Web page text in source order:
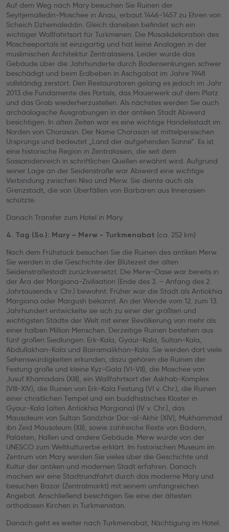
Auf dem Weg nach Mary besuchen Sie Ruinen der
Seyitjemalledin-Moschee in Anau, erbaut 1446-1457 zu Ehren von
Scheich Dzhemaleddin. Gleich daneben befindet sich ein
wichtiger Wallfahrtsort für Turkmenen. Die Mosaikdekoration des
Moscheeportals ist einzigartig und hat keine Analogen in der
muslimischen Architektur Zentralasiens. Leider wurde das
Gebäude über die Jahrhunderte durch Bodensenkungen schwer
beschädigt und beim Erdbeben in Aschgabat im Jahre 1948
vollständig zerstört. Den Restauratoren gelang es jedoch im Jahr
2013 die Fundamente des Portals, das Mauerwerk auf dem Platz
und das Grab wiederherzustellen. Als nächstes werden Sie auch
archäologische Ausgrabungen in der antiken Stadt Abiwerd
besichtigen. In alten Zeiten war es eine wichtige Handelsstadt im
Norden von Chorasan. Der Name Chorasan ist mittelpersischen
Ursprungs und bedeutet „Land der aufgehenden Sonne“. Es ist
eine historische Region in Zentralasien, die seit dem
Sassanidenreich in schriftlichen Quellen erwähnt wird. Aufgrund
seiner Lage an der Seidenstraße war Abiwerd eine wichtige
Verbindung zwischen Nisa und Merw. Sie diente auch als
Grenzstadt, die von Überfällen von Barbaren aus Innerasien
schützte.
Danach Transfer zum Hotel in Mary.
4. Tag (So.): Mary – Merw - Turkmenabat (ca. 252 km)
Nach dem Frühstück besuchen Sie die Ruinen des antiken Merw.
Sie werden in die Geschichte der Blütezeit der alten
Seidenstraßestadt zurückversetzt. Die Merw-Oase war bereits in
der Ära der Margiana-Zivilisation (Ende des 3. – Anfang des 2.
Jahrtausends v. Chr.) bewohnt. Früher war die Stadt als Antiokhia
Margiana oder Margush bekannt. An der Wende vom 12. zum 13.
Jahrhundert entwickelte sie sich zu einer der größten und
wichtigsten Städte der Welt mit einer Bevölkerung von mehr als
einer halben Million Menschen. Derzeitige Ruinen bestehen aus
fünf großen Siedlungen: Erk-Kala, Gyaur-Kala, Sultan-Kala,
Abdullakhan-Kala und Bairamalikhan-Kala. Sie werden dort viele
Sehenswürdigkeiten erkunden, dazu gehören die Ruinen der
Festung große und kleine Kyz-Gala (VI-VII), die Moschee von
Jusuf Khamadani (XIII), ein Wallfahrtsort der Askhab-Komplex
(VIII-XIV), die Ruinen von Erk-Kala Festung (VI v. Chr.), die Ruinen
einer christlichen Tempel und ein buddhistisches Kloster in
Gyaur-Kala (alten Antiokhia Margiana) (IV v. Chr.), das
Mausoleum von Sultan Sandzhar Dar-al-Akhir (XIV), Mukhammad
ibn Zeid Mausoleum (XII), sowie zahlreiche Reste von Bädern,
Palästen, Hallen und andere Gebäude. Merw wurde von der
UNESCO zum Weltkulturerbe erklärt. Im historischen Museum im
Zentrum von Mary werden Sie vieles über die Geschichte und
Kultur der antiken und modernen Stadt erfahren. Danach
machen wir eine Stadtrundfahrt durch das moderne Mary und
besuchen Bazar (Zentralmarkt) mit seinem umfangreichen
Angebot. Anschließend besichtigen Sie eine der ältesten
orthodoxen Kirchen in Turkmenistan.
Danach geht es weiter nach Turkmenabat, Nächtigung im Hotel.